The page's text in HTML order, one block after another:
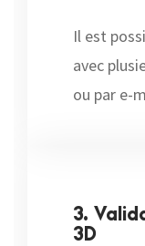
Il est
avec
ou par e-
3.
3D